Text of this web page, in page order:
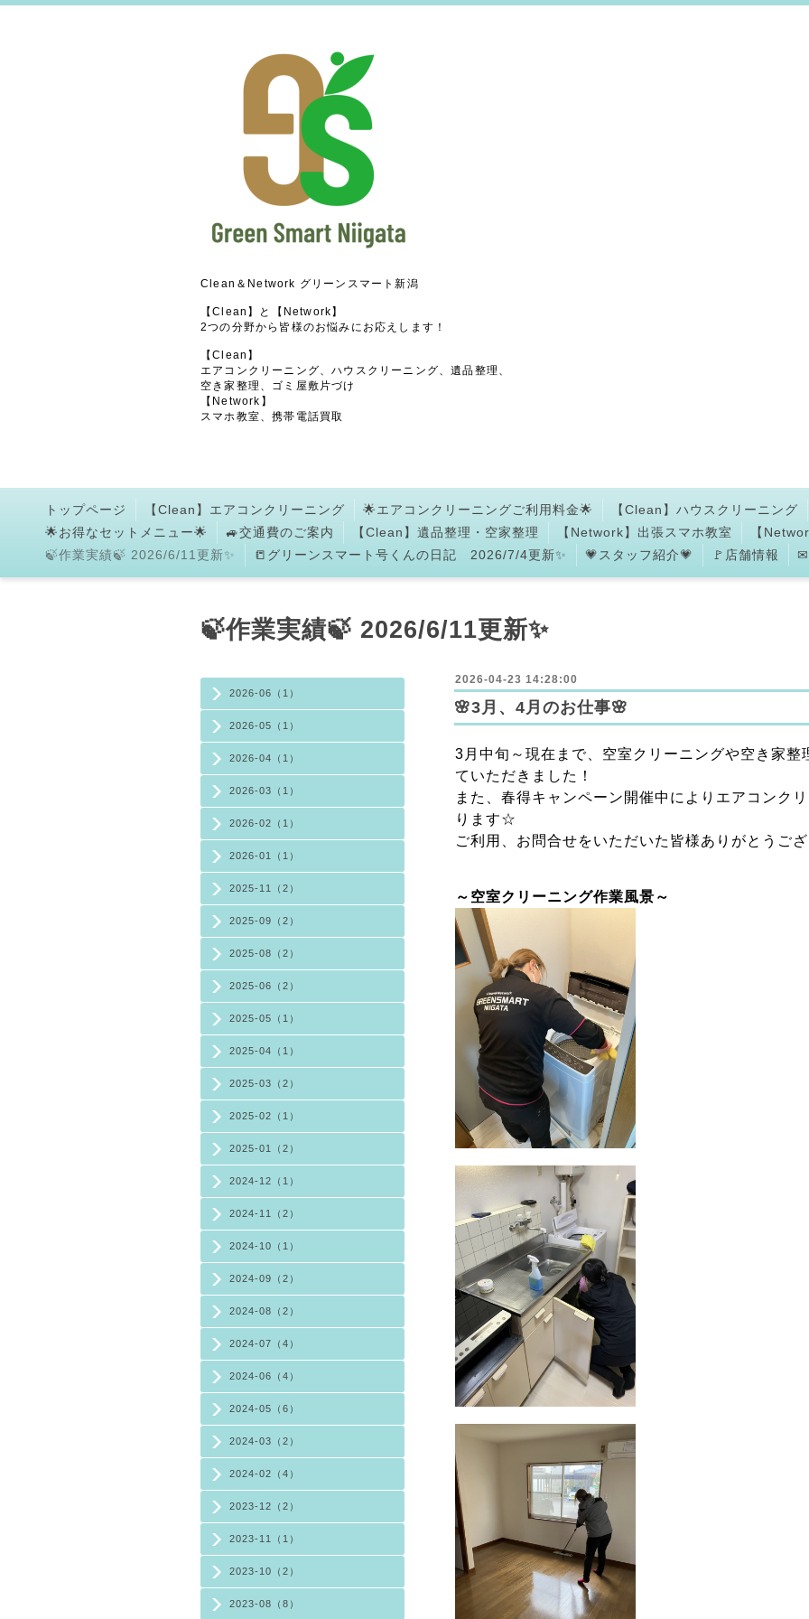
Clean＆Network グリーンスマート新潟
【Clean】と【Network】
2つの分野から皆様のお悩みにお応えします！
【Clean】
エアコンクリーニング、ハウスクリーニング、遺品整理、
空き家整理、ゴミ屋敷片づけ
【Network】
スマホ教室、携帯電話買取
トップページ 【Clean】エアコンクリーニング 🌟エアコンクリーニングご利用料金🌟
【Clean】ハウスクリーニング
🌟お得なセットメニュー🌟
🚙交通費のご案内 【Clean】遺品整理・空家整理 【Network】出張スマホ教室
【
🍃作業実績🍃 2026/6/11更新✨
📒グリーンスマート号くんの日記 2026/7/4更新✨ 💗スタッフ紹介💗 🚩店舗情報 ✉
2026-06（1）
2026-05（1）
2026-04（1）
2026-03（1）
2026-02（1）
2026-01（1）
2025-11（2）
2025-09（2）
2025-08（2）
2025-06（2）
2025-05（1）
2025-04（1）
2025-03（2）
2025-02（1）
2025-01（2）
2024-12（1）
2024-11（2）
2024-10（1）
2024-09（2）
2024-08（2）
2024-07（4）
2024-06（4）
2024-05（6）
2024-03（2）
2024-02（4）
2023-12（2）
2023-11（1）
2023-10（2）
2023-08（8）
🍃作業実績🍃 2026/6/11更新✨
2026-04-23 14:28:00
🌸3月、4月のお仕事🌸
3月中旬～現在まで、空室クリーニングや空き家整
ていただきました！
また、春得キャンペーン開催中によりエアコンク
ります☆
ご利用、お問合せをいただいた皆様ありがとうご
～空室クリーニング作業風景～